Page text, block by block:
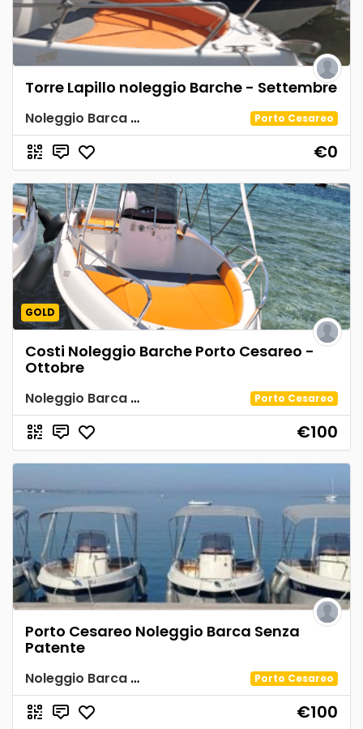
Torre Lapillo noleggio Barche - Settembre
Noleggio Barca Spiaggia Tabù Porto Cesareo
€0
GOLD
Costi Noleggio Barche Porto Cesareo -
Ottobre
Noleggio Barca Spiaggia Tabù Porto Cesareo
€100
Porto Cesareo Noleggio Barca Senza
Patente
Noleggio Barca Senza Patente Porto Cesareo Porto Cesareo
€100